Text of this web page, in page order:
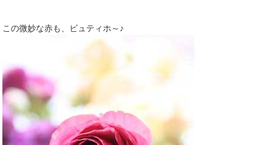
この微妙な赤も、ビュティホ～♪